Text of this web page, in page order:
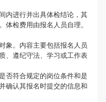
内进行并出具体检结论，其
体检费用由报名人员自理。
象。内容主要包括报名人员
、遵纪守法、学习或工作表
否符合规定的岗位条件和是
确认其报名时提交的信息和